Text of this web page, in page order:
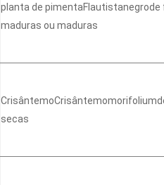
planta de
maduras ou maduras
secas